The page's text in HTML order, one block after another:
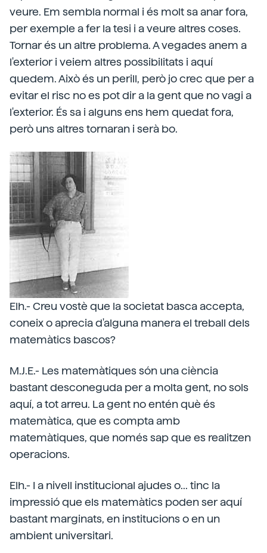
veure. Em sembla normal i és molt sa anar fora,
per exemple a fer la tesi i a veure altres coses.
Tornar és un altre problema. A vegades anem a
l'exterior i veiem altres possibilitats i aquí
quedem. Això és un perill, però jo crec que per a
evitar el risc no es pot dir a la gent que no vagi a
l'exterior. És sa i alguns ens hem quedat fora,
però uns altres tornaran i serà bo.
Elh.- Creu vostè que la societat basca accepta,
coneix o aprecia d'alguna manera el treball dels
matemàtics bascos?
M.J.E.- Les matemàtiques són una ciència
bastant desconeguda per a molta gent, no sols
aquí, a tot arreu. La gent no entén què és
matemàtica, que es compta amb
matemàtiques, que només sap que es realitzen
operacions.
Elh.- I a nivell institucional ajudes o... tinc la
impressió que els matemàtics poden ser aquí
bastant marginats, en institucions o en un
ambient universitari.